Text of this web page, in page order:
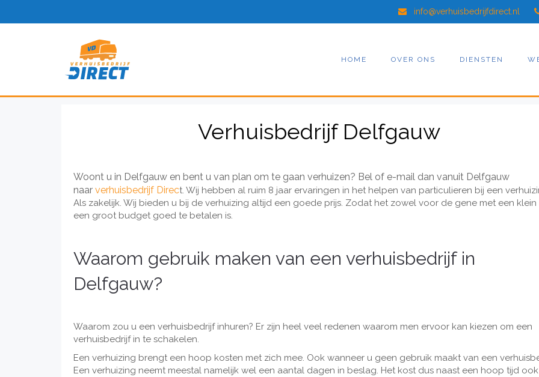
info@verhuisbedrijfdirect.nl
HOME OVER ONS DIENSTEN
Verhuisbedrijf Delfgauw
Woont u in Delfgauw en bent u van plan om te gaan verhuizen? Bel of e-mail dan vanuit Delfgauw
naar verhuisbedrijf Direct. Wij hebben al ruim 8 jaar ervaringen in het helpen van particulieren bij een
Als zakelijk. Wij bieden u bij de verhuizing altijd een goede prijs. Zodat het zowel voor de gene met een klein
een groot budget goed te betalen is.
Waarom gebruik maken van een verhuisbedrijfin
Delfgauw?
Waarom zou u een verhuisbedrijf inhuren? Er zijn heel veel redenen waarom men ervoor kan kiezen om een
verhuisbedrijf in te schakelen.
Een verhuizing brengt een hoop kosten met zich mee. Ook wanneer u geen gebruik maakt van een
Een verhuizing neemt meestal namelijk wel een aantal dagen in beslag. Het kost dus naast een hoop tijd